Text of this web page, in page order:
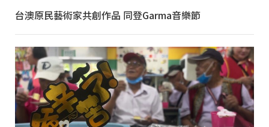
台澳原民藝術家共創作品 同登Garma音樂節